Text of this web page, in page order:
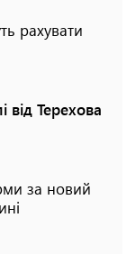
рахувати
Терехова
за новий